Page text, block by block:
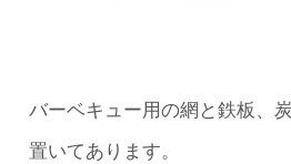
バーベキュー用の網と鉄板、
置いてあります。